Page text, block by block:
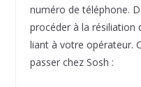
numéro de téléphone.
procéder à la résiliation
liant à votre opérateur.
passer chez Sosh :